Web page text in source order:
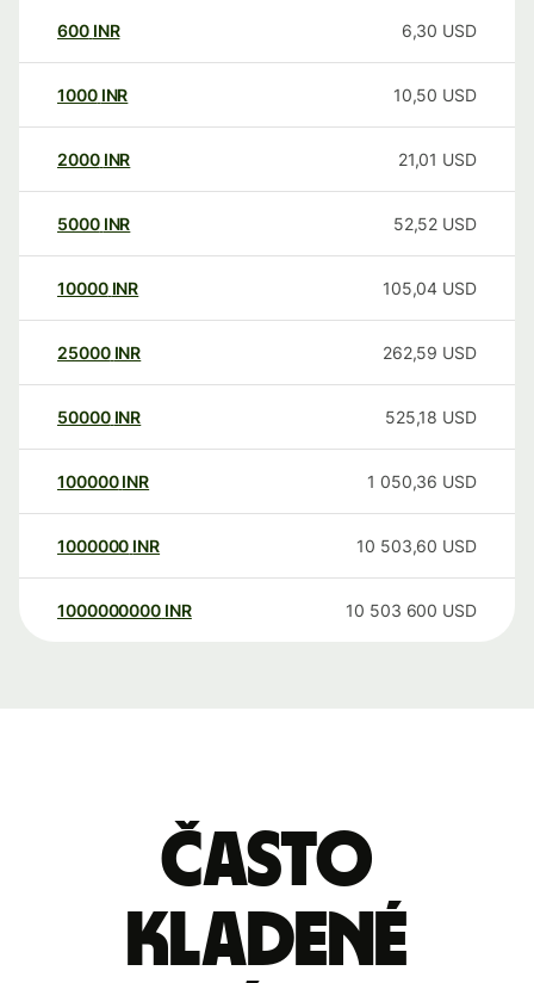
600 INR 6,30 USD
1000 INR 10,50 USD
2000 INR 21,01 USD
5000 INR 52,52 USD
10000 INR 105,04 USD
25000 INR 262,59 USD
50000 INR 525,18 USD
100000 INR 1 050,36 USD
1000000 INR 10 503,60 USD
1000000000 INR 10 503 600 USD
Často
kladené